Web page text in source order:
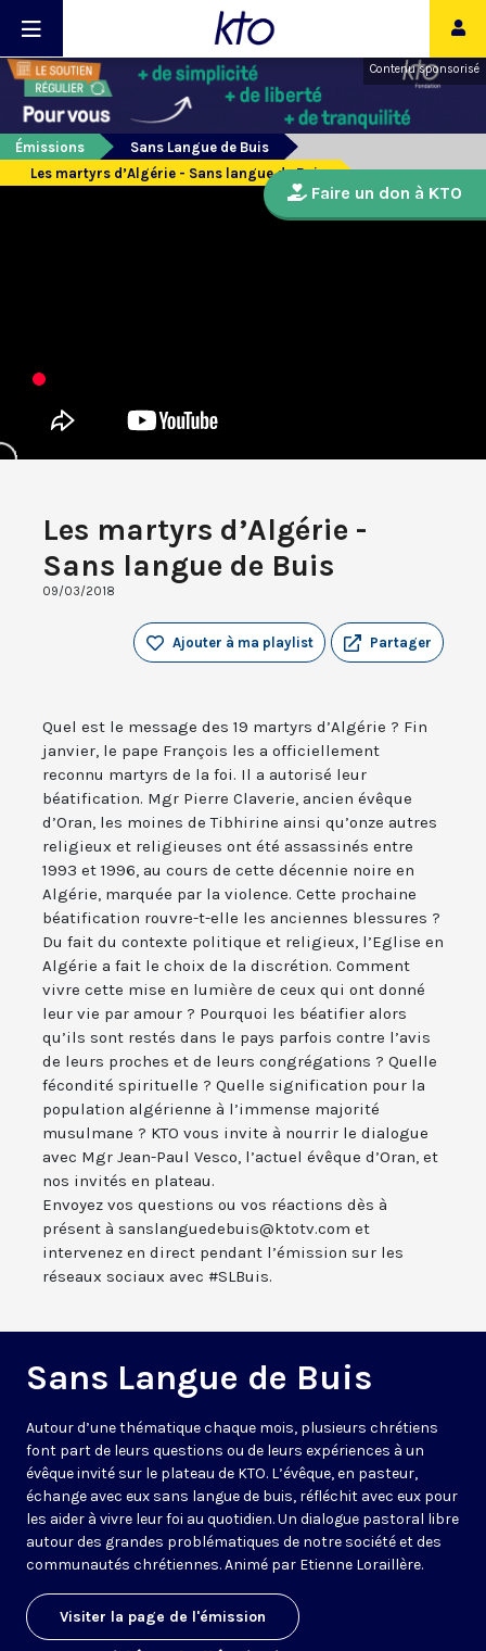
Contenu sponsorisé
Émissions
Sans Langue de Buis
Les martyrs d’Algérie - Sans langue de Buis
Les martyrs d’Algérie -
Sans langue de Buis
09/03/2018
Partager
Ajouter à ma playlist
Quel est le message des 19 martyrs d’Algérie ? Fin
janvier, le pape François les a officiellement
reconnu martyrs de la foi. Il a autorisé leur
béatification. Mgr Pierre Claverie, ancien évêque
d’Oran, les moines de Tibhirine ainsi qu’onze autres
religieux et religieuses ont été assassinés entre
1993 et 1996, au cours de cette décennie noire en
Algérie, marquée par la violence. Cette prochaine
béatification rouvre-t-elle les anciennes blessures ?
Du fait du contexte politique et religieux, l’Eglise en
Algérie a fait le choix de la discrétion. Comment
vivre cette mise en lumière de ceux qui ont donné
leur vie par amour ? Pourquoi les béatifier alors
qu’ils sont restés dans le pays parfois contre l’avis
de leurs proches et de leurs congrégations ? Quelle
fécondité spirituelle ? Quelle signification pour la
population algérienne à l’immense majorité
musulmane ? KTO vous invite à nourrir le dialogue
avec Mgr Jean-Paul Vesco, l’actuel évêque d’Oran, et
nos invités en plateau.
Envoyez vos questions ou vos réactions dès à
présent à sanslanguedebuis@ktotv.com et
intervenez en direct pendant l’émission sur les
réseaux sociaux avec #SLBuis.
Sans Langue de Buis
Autour d’une thématique chaque mois, plusieurs chrétiens
font part de leurs questions ou de leurs expériences à un
évêque invité sur le plateau de KTO. L’évêque, en pasteur,
échange avec eux sans langue de buis, réfléchit avec eux pour
les aider à vivre leur foi au quotidien. Un dialogue pastoral libre
autour des grandes problématiques de notre société et des
communautés chrétiennes. Animé par Etienne Loraillère.
Visiter la page de l'émission
Faire un don à KTO